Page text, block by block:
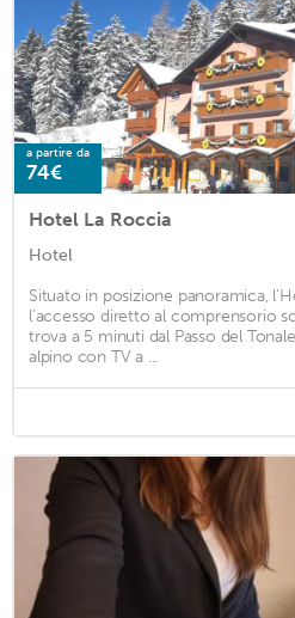
a partire da
74€
Hotel La Roccia
Hotel
Situato in posizione panoramica,
l'accesso diretto al comprensorio
trova a 5 minuti dal Passo del
alpino con TV a ...